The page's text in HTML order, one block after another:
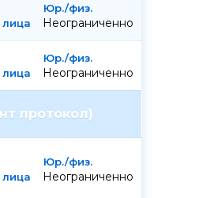
Неограниченно
Неограниченно
протокол)
Неограниченно